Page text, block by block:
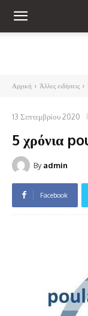
Αρχική Άλλες ειδήσεις
13 Σεπτεμβρίου 2020
5 χρόνια
By admin
Facebook